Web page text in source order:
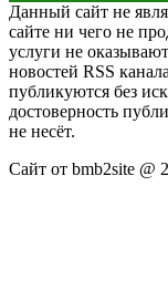
Данный сайт не
сайте ни чего не
услуги не
новостей RSS
публикуются без
достоверность
не несёт.
Сайт от bmb2site @